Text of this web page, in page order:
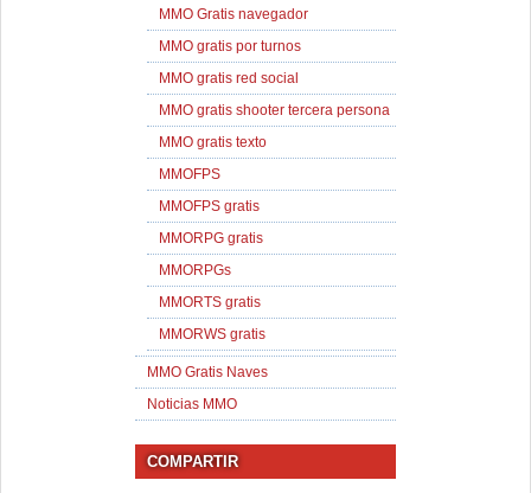
MMO Gratis navegador
MMO gratis por turnos
MMO gratis red social
MMO gratis shooter tercera persona
MMO gratis texto
MMOFPS
MMOFPS gratis
MMORPG gratis
MMORPGs
MMORTS gratis
MMORWS gratis
MMO Gratis Naves
Noticias MMO
COMPARTIR